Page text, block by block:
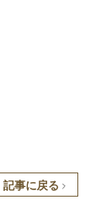
記事に戻る